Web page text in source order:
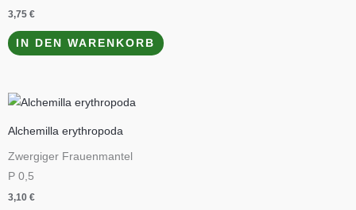
3,75 €
IN DEN WARENKORB
Alchemilla erythropoda
Zwergiger Frauenmantel
P 0,5
3,10 €